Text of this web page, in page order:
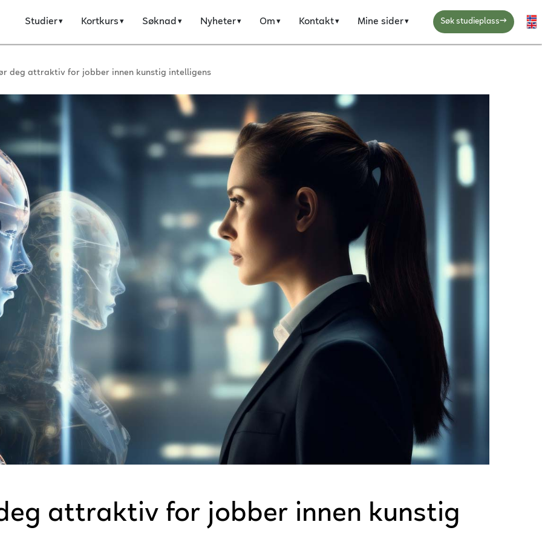
Studier Kortkurs Søknad Nyheter Om Kontakt Mine sider Søk studieplass→
deg attraktiv for jobber innen kunstig intelligens
attraktiv for jobber innen kunstig